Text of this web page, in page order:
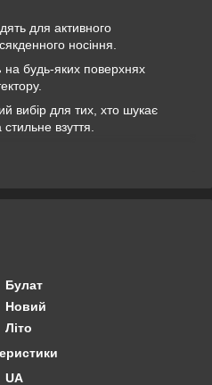
для активного
носіння.
на будь-яких поверхнях
вибір для тих, хто шукає
взуття.
Булат
Новий
Літо
UA